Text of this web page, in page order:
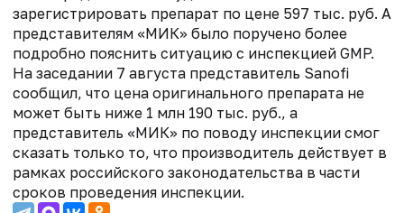
зарегистрировать препарат по цене 597 тыс. руб. А
представителям «МИК» было поручено более
подробно пояснить ситуацию с инспекцией GMP.
На заседании 7 августа представитель Sanofi
сообщил, что цена оригинального препарата не
может быть ниже 1 млн 190 тыс. руб., а
представитель «МИК» по поводу инспекции смог
сказать только то, что производитель действует в
рамках российского законодательства в части
сроков проведения инспекции.